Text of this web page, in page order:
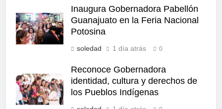
Inaugura Gobernadora Pabellón
Guanajuato en la Feria Nacional
Potosina
soledad 1 día atrás 0
Reconoce Gobernadora
identidad, cultura y derechos de
los Pueblos Indígenas